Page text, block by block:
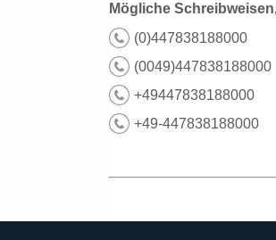
Mögliche
(0)447838188000
(0049)447838188000
+49447838188000
+49-447838188000